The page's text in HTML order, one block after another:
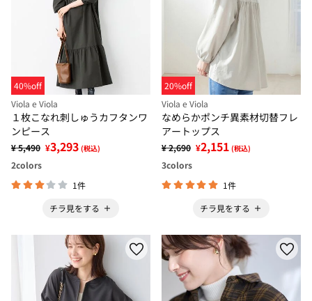
40%off
Viola e Viola
１枚こなれ刺しゅうカフタンワ
ンピース
¥ 5,490 ¥3,293 (税込)
2colors
1件
チラ見をする
20%off
Viola e Viola
なめらかポンチ異素材切替フレ
アートップス
¥ 2,690 ¥2,151 (税込)
3colors
1件
チラ見をする